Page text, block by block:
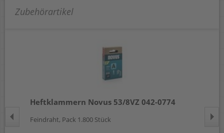
Zubehörartikel
Heftklammern Novus 53/8VZ 042-0774
Feindraht, Pack 1.800 Stück